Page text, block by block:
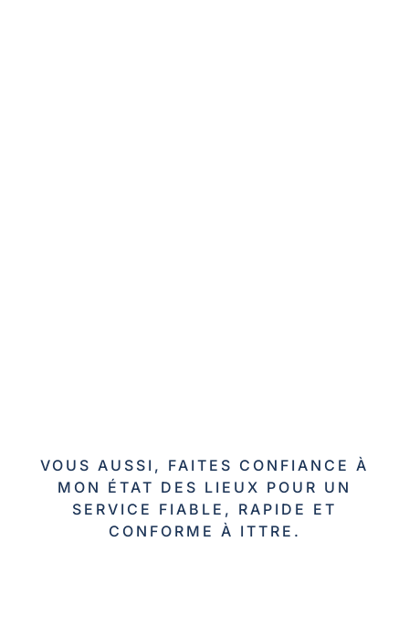
VOUS AUSSI, FAITES CONFIANCE À
MON ÉTAT DES LIEUX POUR UN
SERVICE FIABLE, RAPIDE ET
CONFORME À ITTRE.